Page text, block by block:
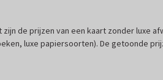
zijn de prijzen van een kaart zonder luxe
luxe papiersoorten). De getoonde